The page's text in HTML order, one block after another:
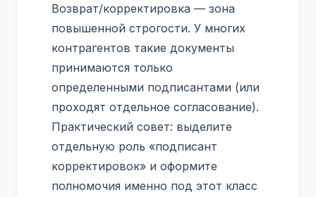
Возврат/корректировка — зона
повышенной строгости. У многих
контрагентов такие документы
принимаются только
определенными подписантами (или
проходят отдельное согласование).
Практический совет: выделите
отдельную роль «подписант
корректировок» и оформите
полномочия именно под этот класс